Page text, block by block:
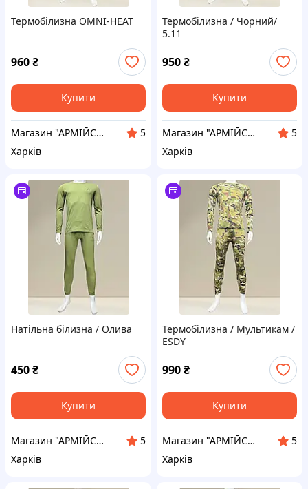
Термобілизна OMNI-HEAT
960₴
Купити
Магазин "АРМІЙСЬКИЙ"
5
Харків
Термобілизна / Чорний/
5.11
950₴
Купити
Магазин "АРМІЙСЬКИЙ"
5
Харків
Натільна білизна / Олива
450₴
Купити
Магазин "АРМІЙСЬКИЙ"
5
Харків
Термобілизна / Мультикам /
ESDY
990₴
Купити
Магазин "АРМІЙСЬКИЙ"
5
Харків